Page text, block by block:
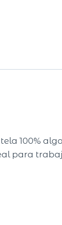
100%
para